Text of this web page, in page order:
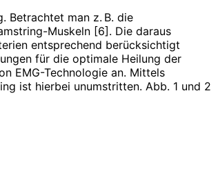
Betrachtet man z. B. die
Muskeln [6]. Die daraus
entsprechend berücksichtigt
für die optimale Heilung der
EMG-Technologie an. Mittels
ist hierbei unumstritten. Abb. 1 und 2